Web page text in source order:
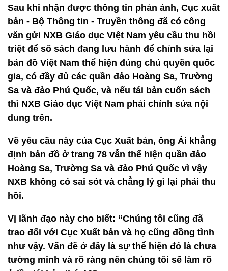
Sau khi nhận được thông tin phản ánh, Cục xuất
bản - Bộ Thông tin - Truyền thông đã có công
văn gửi NXB Giáo dục Việt Nam yêu cầu thu hồi
triệt để số sách đang lưu hành để chỉnh sửa lại
bản đồ Việt Nam thể hiện đúng chủ quyền quốc
gia, có đầy đủ các quần đảo Hoàng Sa, Trường
Sa và đảo Phú Quốc, và nếu tái bản cuốn sách
thì NXB Giáo dục Việt Nam phải chỉnh sửa nội
dung trên.
Về yêu cầu này của Cục Xuất bản, ông Ái khẳng
định bản đồ ở trang 78 vẫn thể hiện quần đảo
Hoàng Sa, Trường Sa và đảo Phú Quốc vì vậy
NXB không có sai sót và chẳng lý gì lại phải thu
hồi.
Vị lãnh đạo này cho biết: “Chúng tôi cũng đã
trao đổi với Cục Xuất bản và họ cũng đồng tình
như vậy. Vấn đề ở đây là sự thể hiện đó là chưa
tường minh và rõ ràng nên chúng tôi sẽ làm rõ